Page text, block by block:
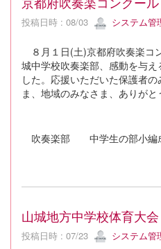
投稿日時 : 08/03 システム管
８月１日(土)京都府吹奏楽コ
城中学校吹奏楽部、感動を与
した。応援いただいた保護者
ま、地域のみなさま、ありがと
吹奏楽部 中学生の部小
山城地方中学校体育大会
投稿日時 : 07/23 システム管